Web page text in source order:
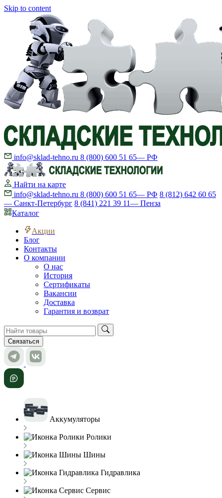
Skip to content
info@sklad-tehno.ru 8 (800) 600 51 65— РФ
Найти на карте
info@sklad-tehno.ru 8 (800) 600 51 65— РФ 8 (812) 642 60 65
— Санкт-Петербург 8 (841) 221 39 11— Пенза
Каталог
Акции
Блог
Контакты
О компании
О нас
История
Сертификаты
Вакансии
Доставка
Гарантия и возврат
Связаться
Аккумуляторы
Ролики
Шины
Гидравлика
Сервис